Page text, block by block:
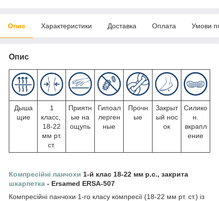
Опис Характеристики Доставка Оплата Умови
Опис
Дыша
щие
1
класс,
18-22
мм рт.
ст.
Приятн
ые на
ощупь
Гипоал
лерген
ные
Прочн
ые
Закрыт
ый нос
ок
Силико
н.
вкрапл
ение
Компресійні панчохи 1-й клас 18-22 мм р.с., закрита
шкарпетка - Ersamed ERSA-507
Компресійні панчохи 1-го класу компресії (18-22 мм рт. ст.) із